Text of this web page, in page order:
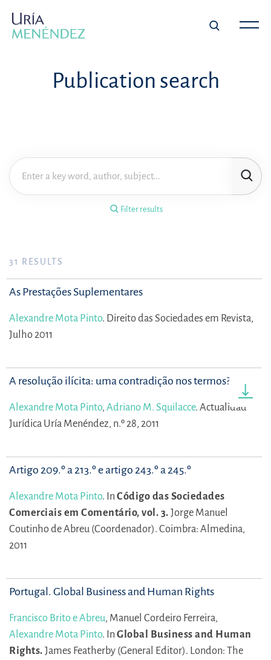
Publication search
Filter results
Filter results ×
Practice area
31 RESULTS
As Prestações Suplementares
Alexandre Mota Pinto. Direito das Sociedades em Revista,
Julho 2011
A resolução ilícita: uma contradição nos termos?
Alexandre Mota Pinto, Adriano M. Squilacce. Actualidad
Jurídica Uría Menéndez, n.º 28, 2011
Artigo 209.º a 213.º e artigo 243.º a 245.º
Alexandre Mota Pinto. In Código das Sociedades
Comerciais em Comentário, vol. 3. Jorge Manuel
Coutinho de Abreu (Coordenador). Coimbra: Almedina,
2011
Portugal. Global Business and Human Rights
Francisco Brito e Abreu, Manuel Cordeiro Ferreira,
Alexandre Mota Pinto. In Global Business and Human
Rights. James Featherby (General Editor). London: The